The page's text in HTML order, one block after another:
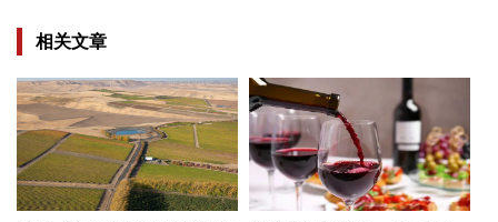
相关文章